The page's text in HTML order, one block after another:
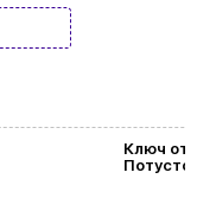
Ключ от